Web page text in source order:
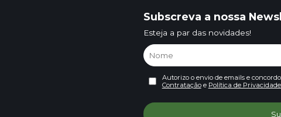
Subscreva a nossa
Esteja a par das novidades!
Autorizo o envio de emails e
Contrataçãoe Política de